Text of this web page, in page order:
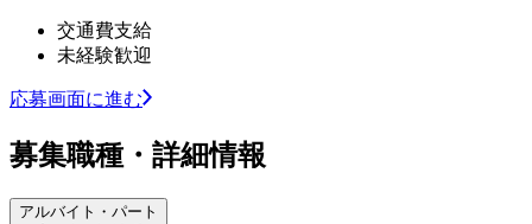
交通費支給
未経験歓迎
応募画面に進む
募集職種・詳細情報
アルバイト・パート